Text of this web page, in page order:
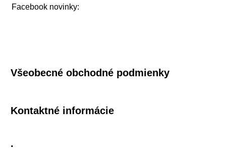
Facebook novinky:
Všeobecné obchodné podmienky
Kontaktné informácie
.